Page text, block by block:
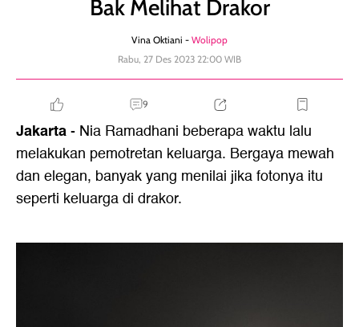
Bak Melihat Drakor
Vina Oktiani - Wolipop
Rabu, 27 Des 2023 22:00 WIB
9
Jakarta- Nia Ramadhani beberapa waktu lalu
melakukan pemotretan keluarga. Bergaya mewah
dan elegan, banyak yang menilai jika fotonya itu
seperti keluarga di drakor.